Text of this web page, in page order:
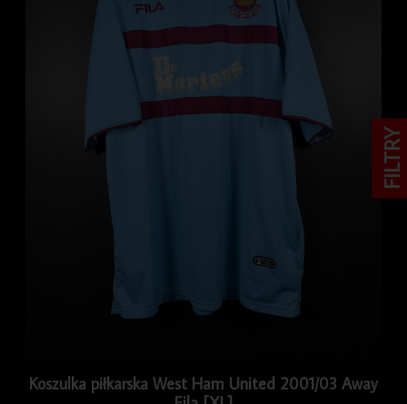
Koszulka piłkarska West Ham United 2001/03 Away
FILTRY